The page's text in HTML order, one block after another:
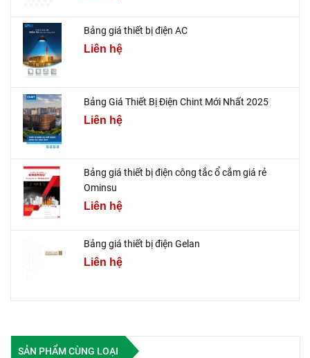
Bảng giá thiết bị điện AC
Liên hệ
Bảng Giá Thiết Bị Điện Chint Mới Nhất 2025
Liên hệ
Bảng giá thiết bị điện công tắc ổ cắm giá rẻ
Ominsu
Liên hệ
Bảng giá thiết bị điện Gelan
Liên hệ
SẢN PHẨM CÙNG LOẠI